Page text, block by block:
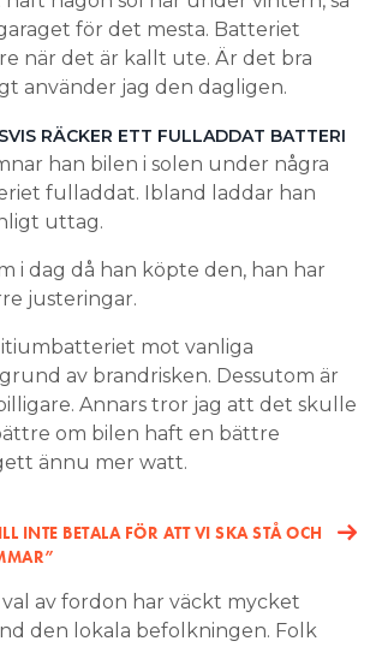
för det mesta. Batteriet
när det är kallt ute. Är det bra
använder jag den dagligen.
RÄCKER ETT FULLADDAT BATTERI
han bilen i solen under några
fulladdat. Ibland laddar han
uttag.
i dag då han köpte den, han har
justeringar.
mot vanliga
av brandrisken. Dessutom är
Annars tror jag att det skulle
om bilen haft en bättre
ännu mer watt.
INTE BETALA FÖR ATT VI SKA STÅ OCH
av fordon har väckt mycket
den lokala befolkningen. Folk